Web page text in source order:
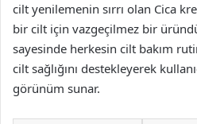
cilt yenilemenin sırrı olan Cica
bir cilt için vazgeçilmez bir
sayesinde herkesin cilt bakım
cilt sağlığını destekleyerek
görünüm sunar.